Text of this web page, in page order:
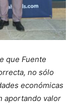
que Fuente
no sólo
económicas
aportando valor